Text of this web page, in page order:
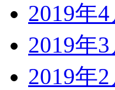
2019年4
2019年3
2019年2